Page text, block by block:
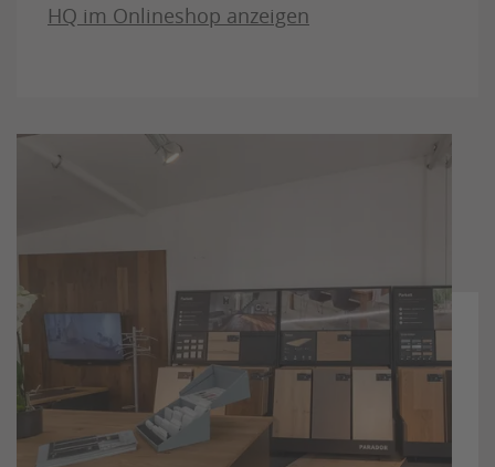
HQ im Onlineshop anzeigen